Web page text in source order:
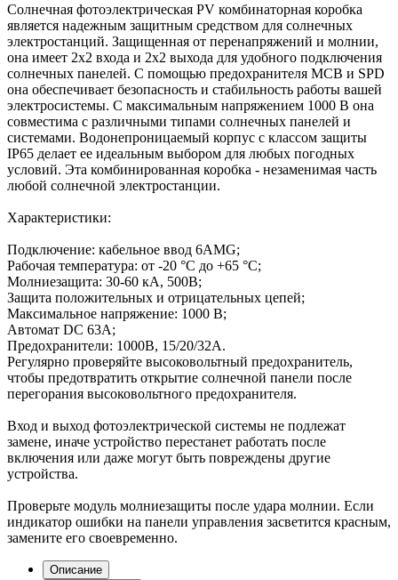
Солнечная фотоэлектрическая PV комбинаторная коробка
является надежным защитным средством для солнечных
электростанций. Защищенная от перенапряжений и молнии,
она имеет 2х2 входа и 2х2 выхода для удобного подключения
солнечных панелей. С помощью предохранителя MCB и SPD
она обеспечивает безопасность и стабильность работы вашей
электросистемы. С максимальным напряжением 1000 В она
совместима с различными типами солнечных панелей и
системами. Водонепроницаемый корпус с классом защиты
IP65 делает ее идеальным выбором для любых погодных
условий. Эта комбинированная коробка - незаменимая часть
любой солнечной электростанции.
Характеристики:
Подключение: кабельное ввод 6AMG;
Рабочая температура: от -20 °C до +65 °C;
Молниезащита: 30-60 кА, 500В;
Защита положительных и отрицательных цепей;
Максимальное напряжение: 1000 В;
Автомат DC 63А;
Предохранители: 1000В, 15/20/32А.
Регулярно проверяйте высоковольтный предохранитель,
чтобы предотвратить открытие солнечной панели после
перегорания высоковольтного предохранителя.
Вход и выход фотоэлектрической системы не подлежат
замене, иначе устройство перестанет работать после
включения или даже могут быть повреждены другие
устройства.
Проверьте модуль молниезащиты после удара молнии. Если
индикатор ошибки на панели управления засветится красным,
замените его своевременно.
Описание